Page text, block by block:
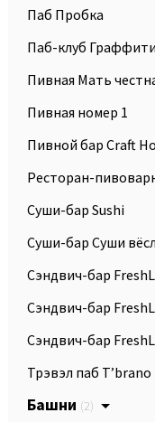
Паб Пробка
Паб-клуб Граффити
Пивная Мать
Пивная номер 1
Пивной бар Craft
Ресторан-
Суши-бар Sushi
Суши-бар Суши
Сэндвич-бар
Сэндвич-бар
Сэндвич-бар
Трэвэл паб T’brano
Башни (2)